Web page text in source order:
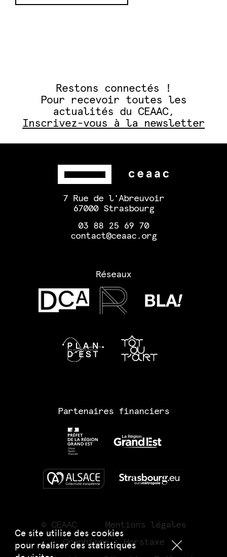
Ce site utilise des cookies
pour réaliser des statistiques
Restons connectés !
Pour recevoir toutes les
actualités du CEAAC,
Inscrivez-vous à la newsletter
7 Rue de l'Abreuvoir
67000 Strasbourg
03 88 25 69 70
contact@ceaac.org
Réseaux
Partenaires financiers
© CEAAC
Mentions légales
Graphisme : Horstaxe